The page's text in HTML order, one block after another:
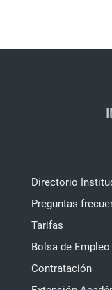
Directorio
Preguntas
Tarifas
Bolsa de Empleo
Contratación